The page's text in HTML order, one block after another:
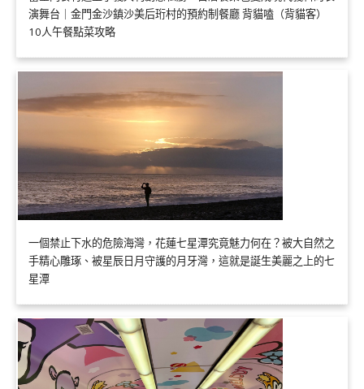
演舞台｜金門金沙鎮沙美后珩村的預約制餐廳 背貓嗑（背貓客）
10人午餐點菜攻略
一個禁止下水的危險海灣，花蓮七星潭究竟魅力何在？被大自然之
手精心雕琢、被星辰日月守護的月牙灣，這就是誕生美麗之上的七
星潭